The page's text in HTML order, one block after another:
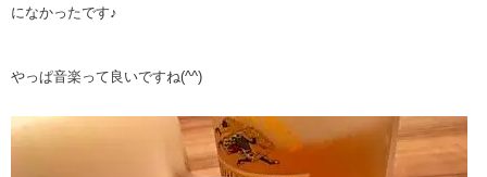
になかったです♪
やっぱ音楽って良いですね(^^)